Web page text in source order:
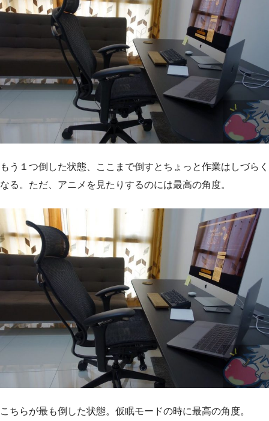
もう１つ倒した状態、ここまで倒すとちょっと作業はしづらく
なる。ただ、アニメを見たりするのには最高の角度。
こちらが最も倒した状態。仮眠モードの時に最高の角度。